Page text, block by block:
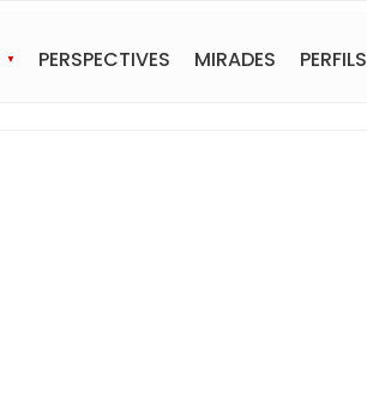
PERSPECTIVES MIRADES PERFILS